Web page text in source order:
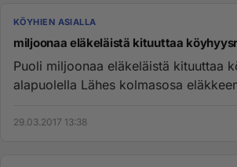
KÖYHIEN ASIALLA
miljoonaa eläkeläistä kituuttaa
Puoli miljoonaa eläkeläistä kituuttaa
alapuolella Lähes kolmasosa eläkkeensaajista –
29.03.2017 13:38